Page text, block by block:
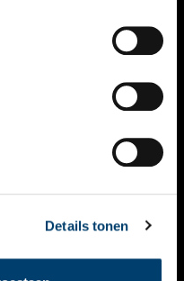
Details tonen